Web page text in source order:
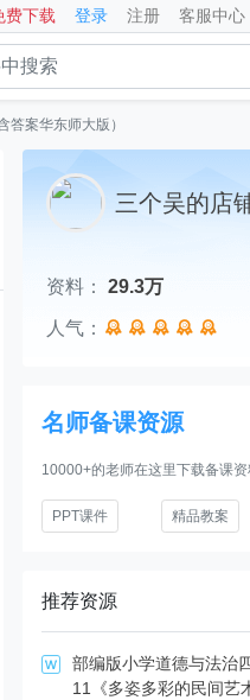
费下载 登录 注册 客服中心
案华东师大版）
三个吴的店
资料： 29.3万
人气：     
名师备课资源
10000+的老师在这里下载备课
PPT课件 精品教案
推荐资源
部编版小学道德与法治
11《多姿多彩的民间艺